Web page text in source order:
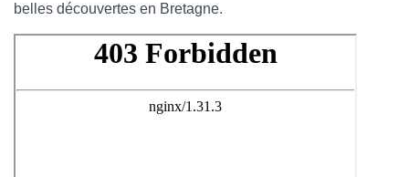
belles découvertes en Bretagne.